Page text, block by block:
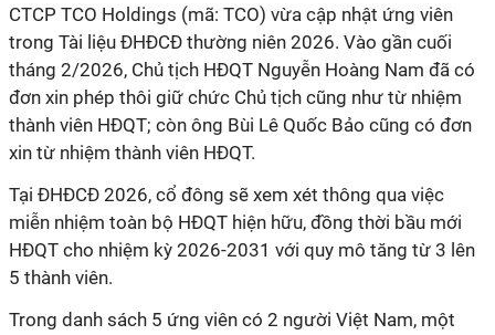
CTCP TCO Holdings (mã: TCO) vừa cập nhật ứng viên
trong Tài liệu ĐHĐCĐ thường niên 2026. Vào gần cuối
tháng 2/2026, Chủ tịch HĐQT Nguyễn Hoàng Nam đã có
đơn xin phép thôi giữ chức Chủ tịch cũng như từ nhiệm
thành viên HĐQT; còn ông Bùi Lê Quốc Bảo cũng có đơn
xin từ nhiệm thành viên HĐQT.
Tại ĐHĐCĐ 2026, cổ đông sẽ xem xét thông qua việc
miễn nhiệm toàn bộ HĐQT hiện hữu, đồng thời bầu mới
HĐQT cho nhiệm kỳ 2026-2031 với quy mô tăng từ 3 lên
5 thành viên.
Trong danh sách 5 ứng viên có 2 người Việt Nam, một